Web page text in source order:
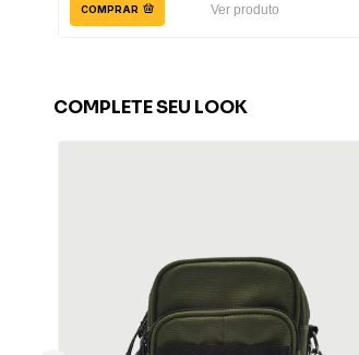
COMPRAR Ver produto
COMPLETE SEU LOOK